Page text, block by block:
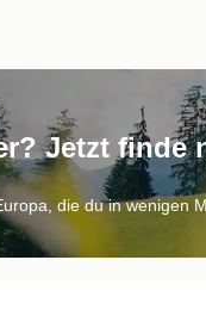
Jetzt finde
die du in wenigen